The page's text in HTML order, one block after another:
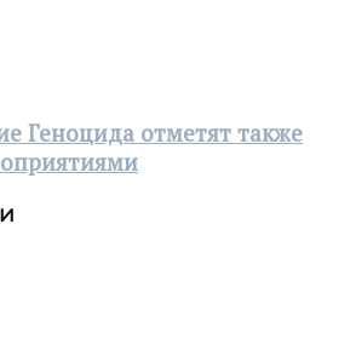
Геноцида отметят также